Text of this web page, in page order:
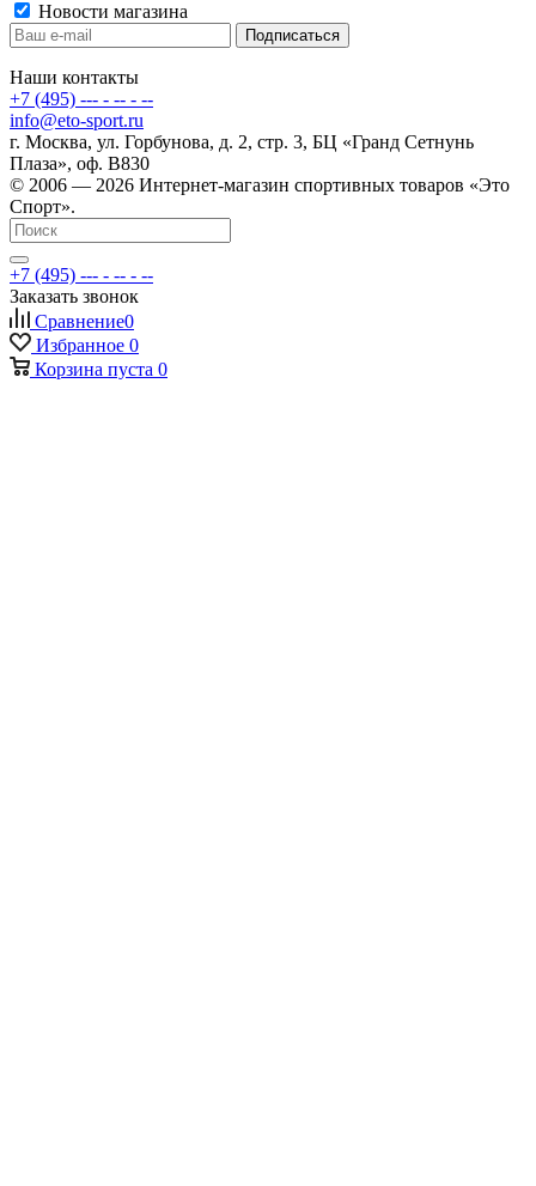
Новости магазина
Наши контакты
+7 (495) --- - -- - --
info@eto-sport.ru
г. Москва, ул. Горбунова, д. 2, стр. 3, БЦ «Гранд Сетнунь
Плаза», оф. В830
© 2006 — 2026 Интернет-магазин спортивных товаров «Это
Спорт».
+7 (495) --- - -- - --
Заказать звонок
Сравнение0
Избранное 0
Корзина пуста 0